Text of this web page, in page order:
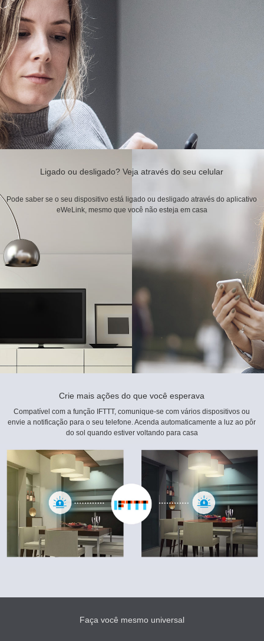
Ligado ou desligado? Veja através do seu celular
Pode saber se o seu dispositivo está ligado ou desligado através do aplicativo
eWeLink, mesmo que você não esteja em casa
Crie mais ações do que você esperava
Compatível com a função IFTTT, comunique-se com vários dispositivos ou
envie a notificação para o seu telefone. Acenda automaticamente a luz ao pôr
do sol quando estiver voltando para casa
Faça você mesmo universal